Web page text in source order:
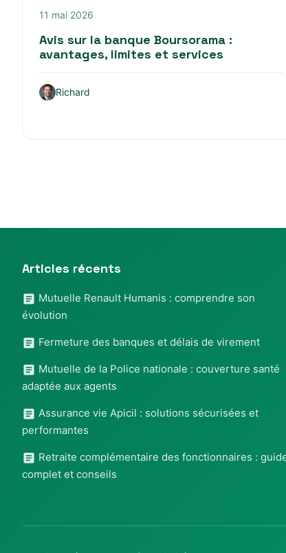
11 mai 2026
Avis sur la banque Boursorama :
avantages, limites et services
Richard
Articles récents
Mutuelle Renault Humanis : comprendre son
évolution
Fermeture des banques et délais de virement
Mutuelle de la Police nationale : couverture santé
adaptée aux agents
Assurance vie Apicil : solutions sécurisées et
performantes
Retraite complémentaire des fonctionnaires :
complet et conseils